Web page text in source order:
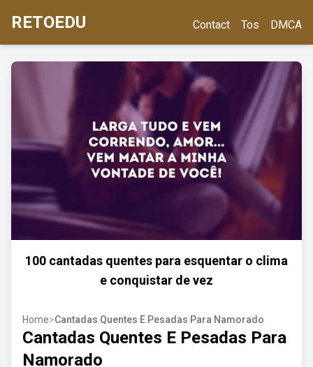
RETOEDU Contact Tos DMCA
100 cantadas quentes para esquentar o clima
e conquistar de vez
Home>Cantadas Quentes E Pesadas Para Namorado
Cantadas Quentes E Pesadas Para
Namorado